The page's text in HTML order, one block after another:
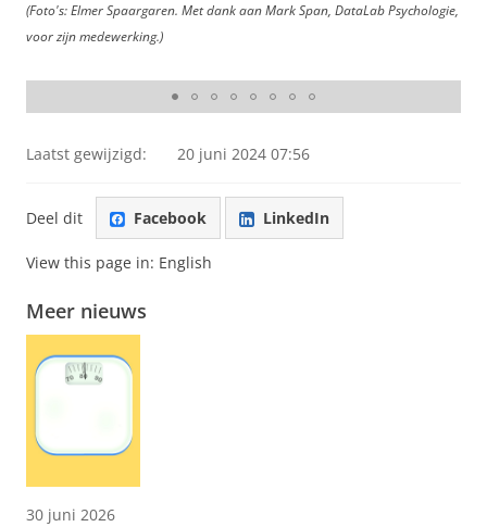
(Foto's: Elmer Spaargaren. Met dank aan Mark Span, DataLab Psychologie,
voor zijn medewerking.)
rijgedrag? De nieuwste rijsimulator heeft een
bewegende voet, waardoor je bij gas geven ook echt in
Laatst gewijzigd: 20 juni 2024 07:56
Deel dit Facebook LinkedIn
View this page in: English
Meer nieuws
30 juni 2026